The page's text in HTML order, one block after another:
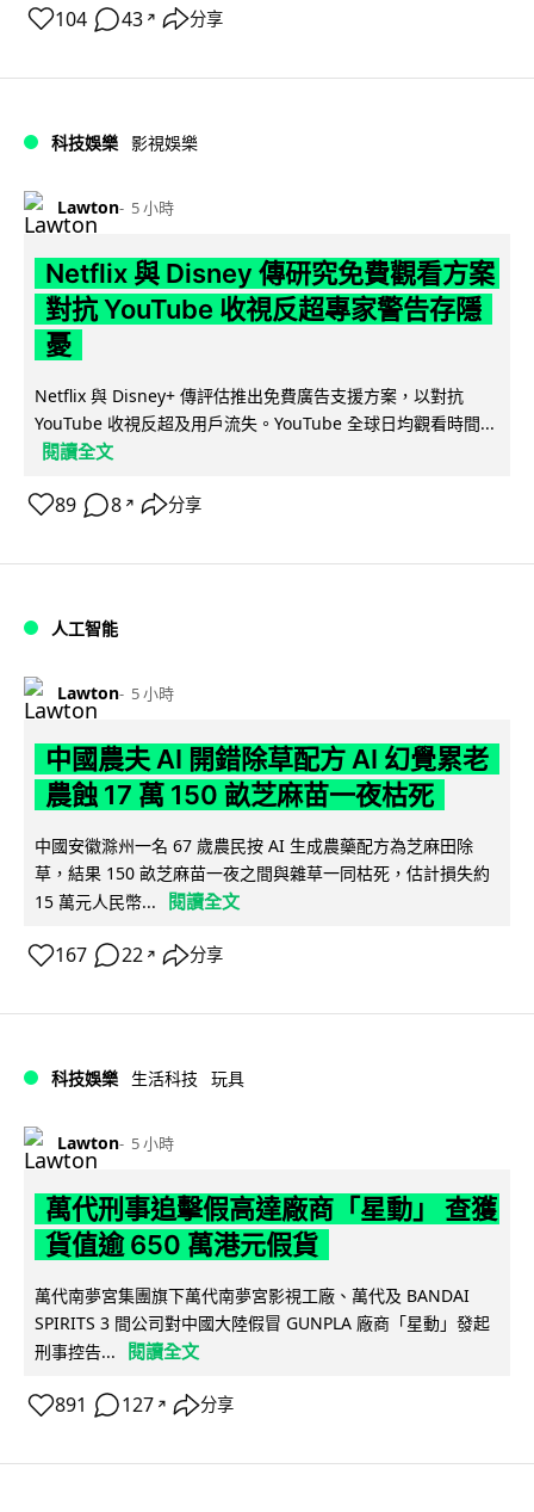
104 43 ↗ 分享
科技娛樂 影視娛樂
Lawton 5 小時
Netflix 與 Disney 傳研究免費觀看方案
對抗 YouTube 收視反超專家警告存隱
憂
Netflix 與 Disney+ 傳評估推出免費廣告支援方案，以對抗
YouTube 收視反超及用戶流失。YouTube 全球日均觀看時間...
閱讀全文
89 8 ↗ 分享
人工智能
Lawton 5 小時
中國農夫 AI 開錯除草配方 AI 幻覺累老
農蝕 17 萬 150 畝芝麻苗一夜枯死
中國安徽滁州一名 67 歲農民按 AI 生成農藥配方為芝麻田除
草，結果 150 畝芝麻苗一夜之間與雜草一同枯死，估計損失約
15 萬元人民幣...
閱讀全文
167 22 ↗ 分享
科技娛樂 生活科技 玩具
Lawton 5 小時
萬代刑事追擊假高達廠商「星動」 查獲
貨值逾 650 萬港元假貨
萬代南夢宮集團旗下萬代南夢宮影視工廠、萬代及 BANDAI
SPIRITS 3 間公司對中國大陸假冒 GUNPLA 廠商「星動」發起
刑事控告...
閱讀全文
891 127 ↗ 分享